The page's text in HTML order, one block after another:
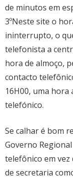
de minutos em
3ºNeste site o
ininterrupto, o
telefonista a
hora de almoço,
contacto
16H00, uma
telefónico.
Se calhar é bom
Governo
telefônico em vez
de secretaria